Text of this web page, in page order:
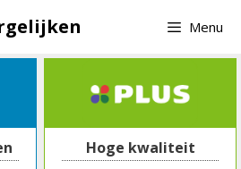
Menu
Hoge kwaliteit